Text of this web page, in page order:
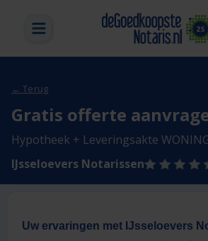
← Terug
Gratis offerte
Hypotheek + Leveringsakte
IJsseloevers Notarissen
Uw ervaringen met IJsseloevers